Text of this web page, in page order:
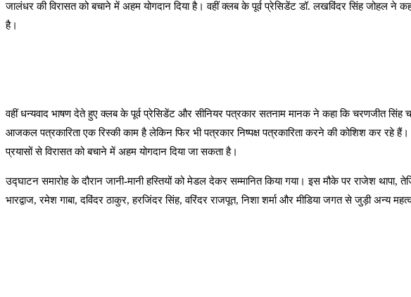
जालंधर की विरासत को बचाने में अहम योगदान दिया है। वहीं क्लब के पूर्व प्रेसिडेंट डॉ. लखविंदर सिंह जोहल ने
है।
वहीं धन्यवाद भाषण देते हुए क्लब के पूर्व प्रेसिडेंट और सीनियर पत्रकार सतनाम मानक ने कहा कि चरणजीत
आजकल पत्रकारिता एक रिस्की काम है लेकिन फिर भी पत्रकार निष्पक्ष पत्रकारिता करने की कोशिश कर
प्रयासों से विरासत को बचाने में अहम योगदान दिया जा सकता है।
उद्घाटन समारोह के दौरान जानी-मानी हस्तियों को मेडल देकर सम्मानित किया गया। इस मौके पर राजेश थापा,
भारद्वाज, रमेश गाबा, दविंदर ठाकुर, हरजिंदर सिंह, वरिंदर राजपूत, निशा शर्मा और मीडिया जगत से जुड़ी अन्य